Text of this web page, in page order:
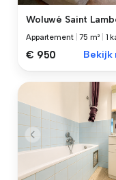
Woluwé Saint
Appartement |75 m² 1
€ 950 Bekijk